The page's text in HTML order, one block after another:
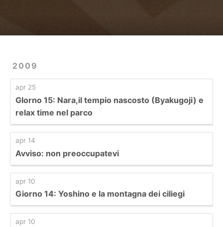
2009
apr 25
GIorno 15: Nara,il tempio nascosto (Byakugoji) e
relax time nel parco
apr 14
Avviso: non preoccupatevi
apr 10
Giorno 14: Yoshino e la montagna dei ciliegi
apr 10